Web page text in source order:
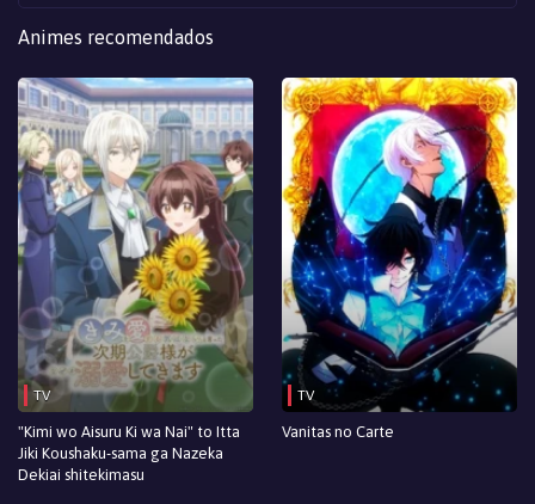
Animes recomendados
TV
"Kimi wo Aisuru Ki wa Nai" to Itta
Jiki Koushaku-sama ga Nazeka
Dekiai shitekimasu
TV
Vanitas no Carte